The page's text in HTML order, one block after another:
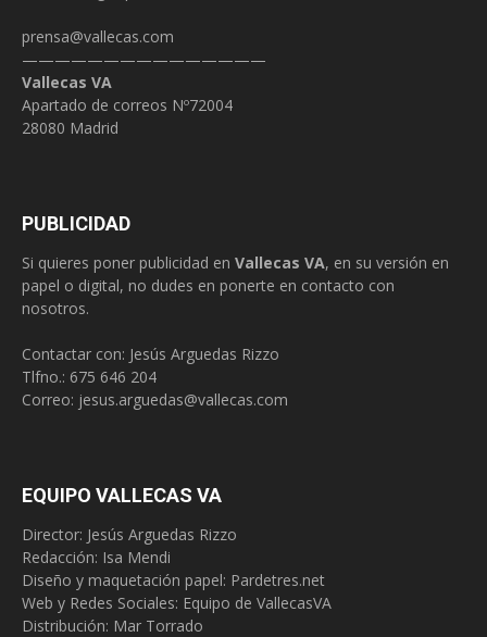
prensa@vallecas.com
———————————————
Vallecas VA
Apartado de correos Nº72004
28080 Madrid
PUBLICIDAD
Si quieres poner publicidad en Vallecas VA, en su versión en
papel o digital, no dudes en ponerte en contacto con
nosotros.
Contactar con: Jesús Arguedas Rizzo
Tlfno.: 675 646 204
Correo: jesus.arguedas@vallecas.com
EQUIPO VALLECAS VA
Director: Jesús Arguedas Rizzo
Redacción: Isa Mendi
Diseño y maquetación papel: Pardetres.net
Web y Redes Sociales: Equipo de VallecasVA
Distribución: Mar Torrado